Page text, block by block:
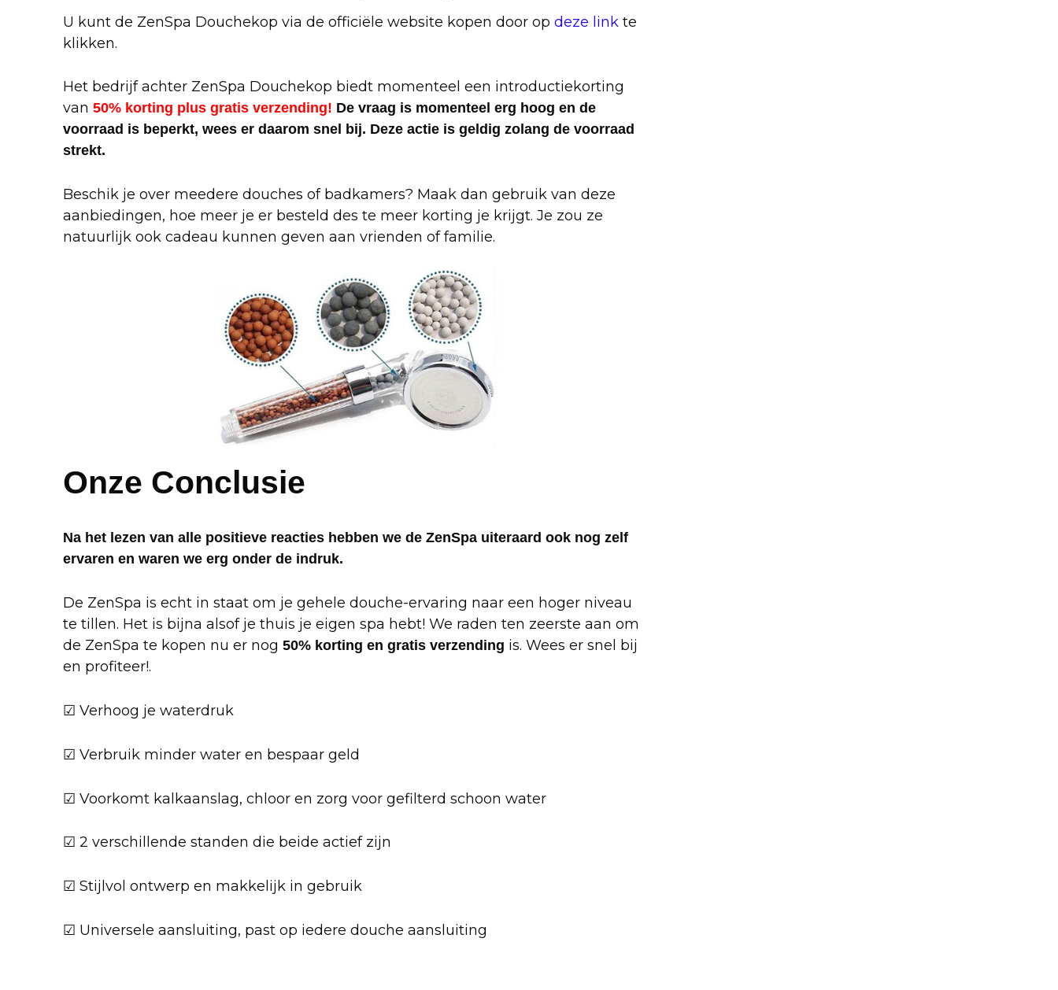
U kunt de ZenSpa Douchekop via de officiële website kopen door op deze link te
klikken.
Het bedrijf achter ZenSpa Douchekop biedt momenteel een introductiekorting
van 50% korting plus gratis verzending! De vraag is momenteel erg hoog en de
voorraad is beperkt, wees er daarom snel bij. Deze actie is geldig zolang de voorraad
strekt.
Beschik je over meedere douches of badkamers? Maak dan gebruik van deze
aanbiedingen, hoe meer je er besteld des te meer korting je krijgt. Je zou ze
natuurlijk ook cadeau kunnen geven aan vrienden of familie.
Onze Conclusie
Na het lezen van alle positieve reacties hebben we de ZenSpa uiteraard ook nog zelf
ervaren en waren we erg onder de indruk.
De ZenSpa is echt in staat om je gehele douche-ervaring naar een hoger niveau
te tillen. Het is bijna alsof je thuis je eigen spa hebt! We raden ten zeerste aan om
de ZenSpa te kopen nu er nog 50% korting en gratis verzending is. Wees er snel bij
en profiteer!.
☑ Verhoog je waterdruk
☑ Verbruik minder water en bespaar geld
☑ Voorkomt kalkaanslag, chloor en zorg voor gefilterd schoon water
☑ 2 verschillende standen die beide actief zijn
☑ Stijlvol ontwerp en makkelijk in gebruik
☑ Universele aansluiting, past op iedere douche aansluiting